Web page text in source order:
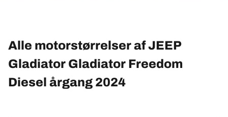
Alle motorstørrelser af JEEP
Gladiator Gladiator Freedom
Diesel årgang 2024